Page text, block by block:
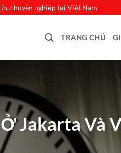
chuyên nghiệp tại Việt Nam
TRANG CHỦ
Jakarta Và